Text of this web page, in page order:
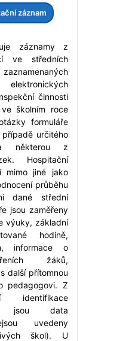
záznam
záznamy z
ve středních
činnosti
školním roce
formuláře
určitého
některou z
Hospitační
mimo jiné jako
průběhu
dané střední
jsou zaměřeny
výuky, základní
hodině,
informace o
žáků,
další přítomnou
pedagogovi. Z
identifikace
jsou data
uvedeny
škol). U